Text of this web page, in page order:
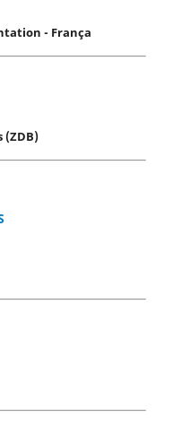
- França
(ZDB)